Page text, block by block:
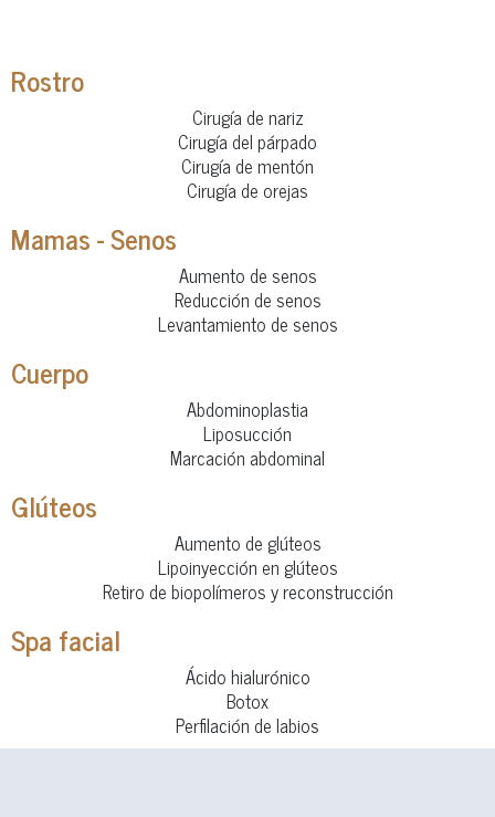
Rostro
Cirugía de nariz
Cirugía del párpado
Cirugía de mentón
Cirugía de orejas
Mamas - Senos
Aumento de senos
Reducción de senos
Levantamiento de senos
Cuerpo
Abdominoplastia
Liposucción
Marcación abdominal
Glúteos
Aumento de glúteos
Lipoinyección en glúteos
Retiro de biopolímeros y reconstrucción
Spa facial
Ácido hialurónico
Botox
Perfilación de labios